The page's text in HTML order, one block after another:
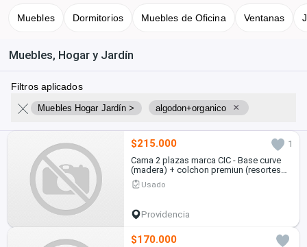
Muebles Dormitorios Muebles de Oficina Ventanas
Muebles, Hogar y Jardín
Filtros aplicados
Muebles Hogar Jardín > algodon+organico ×
$215.000
1
Cama 2 plazas marca CIC - Base curve
(madera) + colchon premiun (resortes
pocket)
Usado
Providencia
$170.000